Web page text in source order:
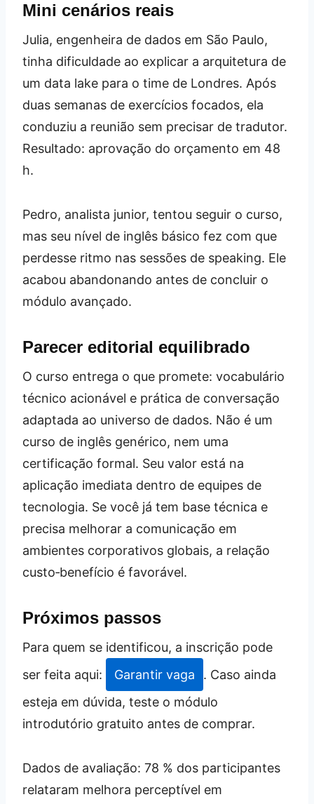
Mini cenários reais
Julia, engenheira de dados em São Paulo,
tinha dificuldade ao explicar a arquitetura de
um data lake para o time de Londres. Após
duas semanas de exercícios focados, ela
conduziu a reunião sem precisar de tradutor.
Resultado: aprovação do orçamento em 48
h.
Pedro, analista junior, tentou seguir o curso,
mas seu nível de inglês básico fez com que
perdesse ritmo nas sessões de speaking. Ele
acabou abandonando antes de concluir o
módulo avançado.
Parecer editorial equilibrado
O curso entrega o que promete: vocabulário
técnico acionável e prática de conversação
adaptada ao universo de dados. Não é um
curso de inglês genérico, nem uma
certificação formal. Seu valor está na
aplicação imediata dentro de equipes de
tecnologia. Se você já tem base técnica e
precisa melhorar a comunicação em
ambientes corporativos globais, a relação
custo‑benefício é favorável.
Próximos passos
Para quem se identificou, a inscrição pode
ser feita aqui:
Garantir vaga
. Caso ainda
esteja em dúvida, teste o módulo
introdutório gratuito antes de comprar.
Dados de avaliação: 78 % dos participantes
relataram melhora perceptível em